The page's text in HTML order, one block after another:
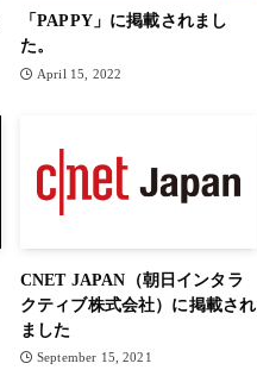
「PAPPY」に掲載されまし
た。
April 15, 2022
CNET JAPAN（朝日インタラ
クティブ株式会社）に掲載され
ました
September 15, 2021